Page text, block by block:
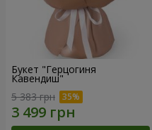
Букет "Герцогиня
Кавендиш"
5 383 грн